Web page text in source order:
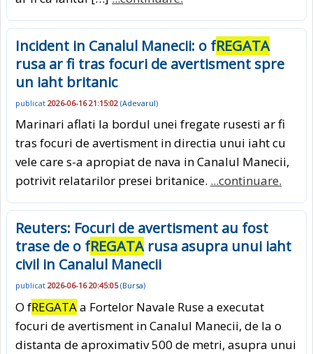
Incident in Canalul Manecii: o fREGATA
rusa ar fi tras focuri de avertisment spre
un iaht britanic
publicat 2026-06-16 21:15:02 (Adevarul)
Marinari aflati la bordul unei fregate rusesti ar fi
tras focuri de avertisment in directia unui iaht cu
vele care s-a apropiat de nava in Canalul Manecii,
potrivit relatarilor presei britanice. ...continuare.
Reuters: Focuri de avertisment au fost
trase de o fREGATArusa asupra unui iaht
civil in Canalul Manecii
publicat 2026-06-16 20:45:05(Bursa)
O fREGATAa Fortelor Navale Ruse a executat
focuri de avertisment in Canalul Manecii, de la o
distanta de aproximativ 500 de metri, asupra unui